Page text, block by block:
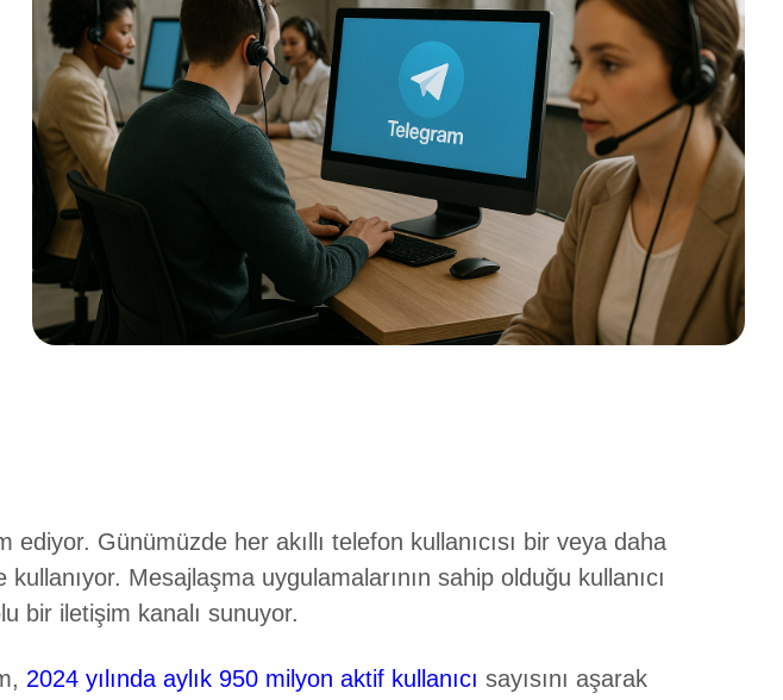
Günümüzde her akıllı telefon kullanıcısı bir veya daha
Mesajlaşma uygulamalarının sahip olduğu kullanıcı
bir iletişim kanalı sunuyor.
2024 yılında aylık 950 milyon aktif kullanıcı sayısını aşarak